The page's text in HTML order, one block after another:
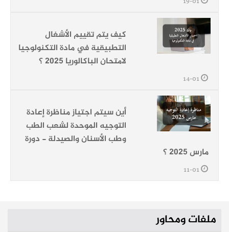
كيف يتم تقييم الأشغال
التطبيقية في مادة التكنولوجيا
لامتحان الباكالوريا 2025 ؟
أين سيتم اجتياز مناظرة إعادة
التوجيه الموحدة لشعب الطب
وطب الأسنان والصيدلة - دورة
مارس 2025 ؟
ملفات ومحاور